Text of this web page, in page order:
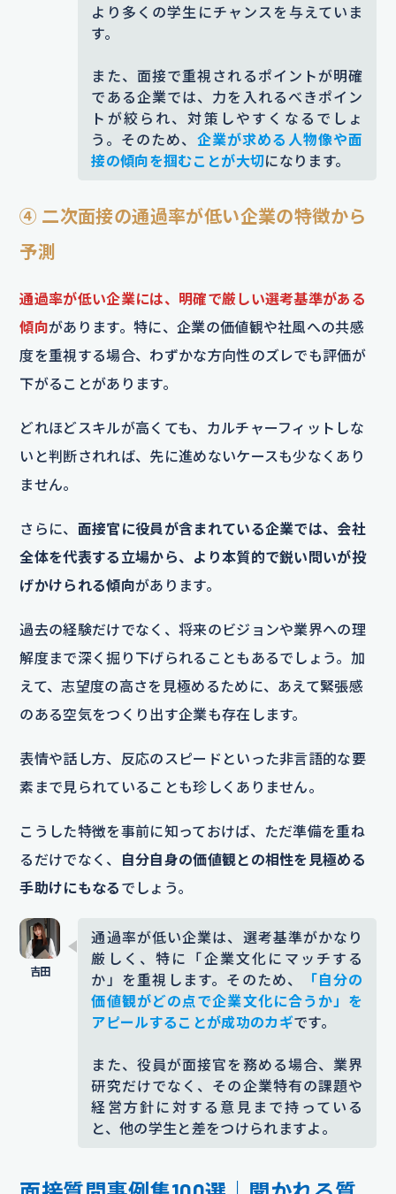
より多くの学生にチャンスを与えていま
す。
また、面接で重視されるポイントが明確
である企業では、力を入れるべきポイン
トが絞られ、対策しやすくなるでしょ
う。そのため、 企業が求める人物像や面
接の傾向を掴むことが大切になります。
④ 二次面接の通過率が低い企業の特徴から
予測
通過率が低い企業には、明確で厳しい選考基準がある
傾向があります。特に、企業の価値観や社風への共感
度を重視する場合、わずかな方向性のズレでも評価が
下がることがあります。
どれほどスキルが高くても、カルチャーフィットしな
いと判断されれば、先に進めないケースも少なくあり
ません。
さらに、 面接官に役員が含まれている企業では、会社
全体を代表する立場から、より本質的で鋭い問いが投
げかけられる傾向があります。
過去の経験だけでなく、将来のビジョンや業界への理
解度まで深く掘り下げられることもあるでしょう。加
えて、志望度の高さを見極めるために、あえて緊張感
のある空気をつくり出す企業も存在します。
表情や話し方、反応のスピードといった非言語的な要
素まで見られていることも珍しくありません。
こうした特徴を事前に知っておけば、ただ準備を重ね
るだけでなく、
自分自身の価値観との相性を見極める
手助けにもなる でしょう。
通過率が低い企業は、選考基準がかなり
厳しく、特に「企業文化にマッチする
か」を重視します。そのため、
「自分の
価値観がどの点で企業文化に合うか」を
アピールすることが成功のカギです。
また、役員が面接官を務める場合、業界
研究だけでなく、その企業特有の課題や
経営方針に対する意見まで持っている
と、他の学生と差をつけられますよ。